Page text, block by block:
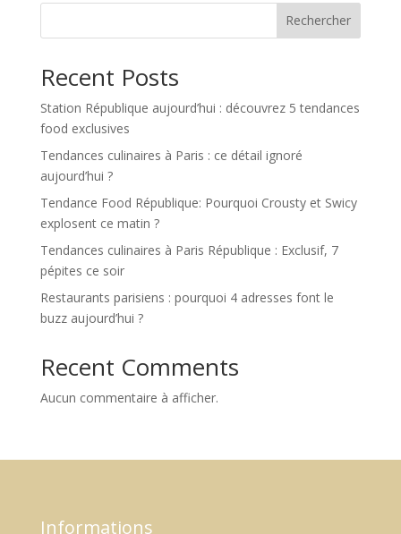
Rechercher
Recent Posts
Station République aujourd’hui : découvrez 5 tendances
food exclusives
Tendances culinaires à Paris : ce détail ignoré
aujourd’hui ?
Tendance Food République: Pourquoi Crousty et Swicy
explosent ce matin ?
Tendances culinaires à Paris République : Exclusif, 7
pépites ce soir
Restaurants parisiens : pourquoi 4 adresses font le
buzz aujourd’hui ?
Recent Comments
Aucun commentaire à afficher.
Informations